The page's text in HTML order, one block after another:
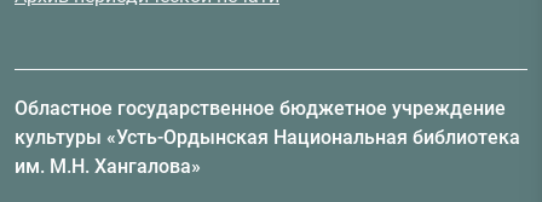
Областное государственное бюджетное учреждение
культуры «Усть-Ордынская Национальная библиотека
им. М.Н. Хангалова»